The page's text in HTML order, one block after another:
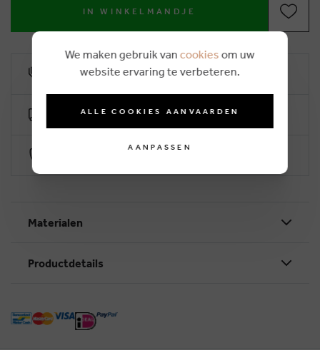
IN WINKELMANDJE
10% klantenkorting
Gratis levering vanaf €50 (2-4 werkdagen)
Materialen
Productdetails
We maken gebruik van cookies om uw
website ervaring te verbeteren.
ALLE COOKIES AANVAARDEN
AANPASSEN